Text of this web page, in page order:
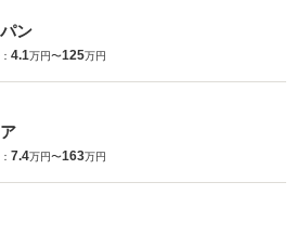
ン
4.1万円〜125万円
7.4万円〜163万円